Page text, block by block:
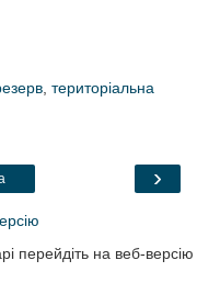
територіальна
›
перейдіть на веб-версію